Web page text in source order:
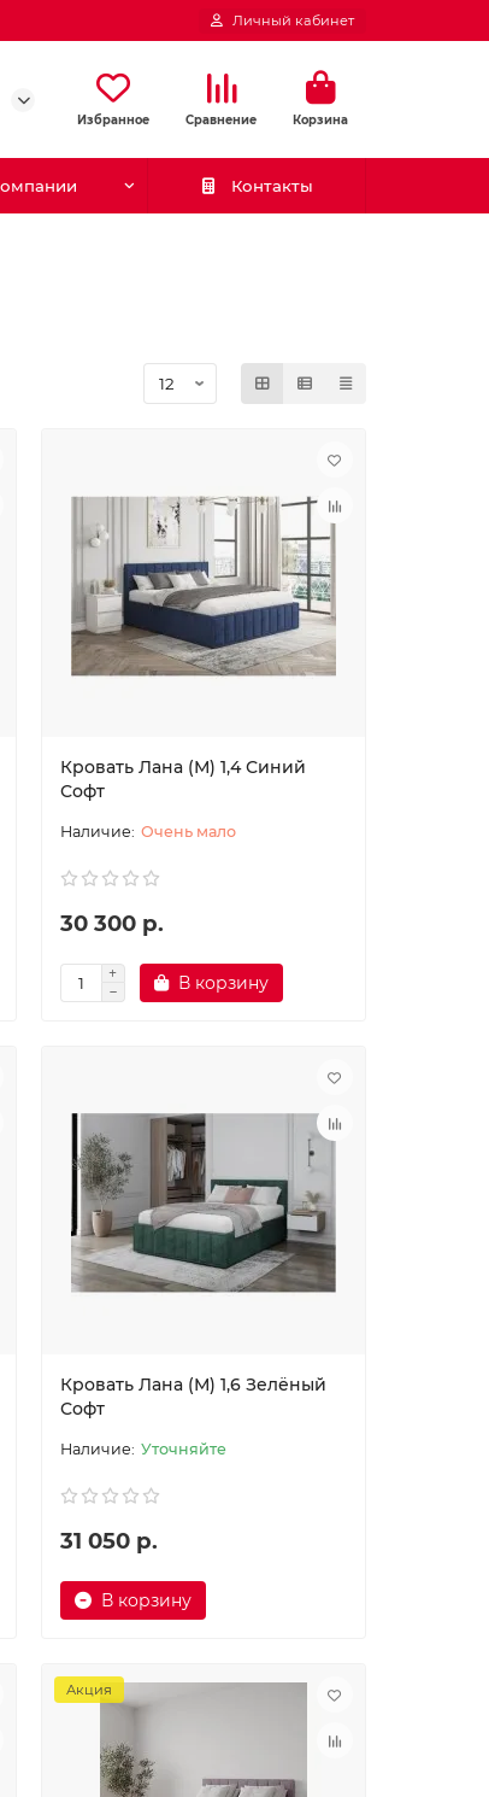
Личный кабинет
Избранное Сравнение Корзина
Контакты
Кровать Лана (М) 1,4 Синий
Софт
Очень мало
30 300 р.
В корзину
Кровать Лана (М) 1,6 Зелёный
Софт
Уточняйте
31 050 р.
В корзину
Акция